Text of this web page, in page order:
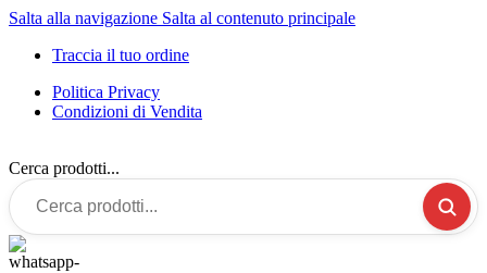
Salta alla navigazione Salta al contenuto principale
Traccia il tuo ordine
Politica Privacy
Condizioni di Vendita
Cerca prodotti...